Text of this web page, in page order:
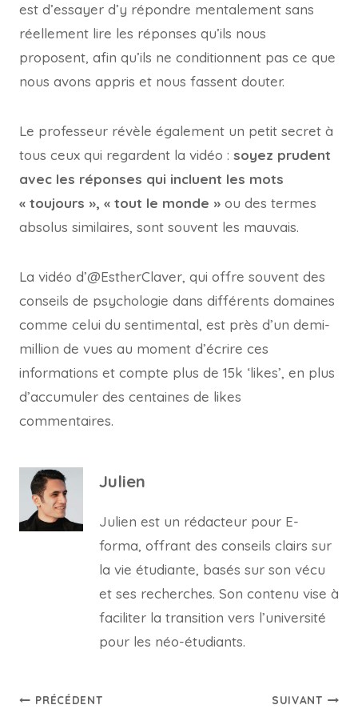
est d’essayer d’y répondre mentalement sans
réellement lire les réponses qu’ils nous
proposent, afin qu’ils ne conditionnent pas ce que
nous avons appris et nous fassent douter.
Le professeur révèle également un petit secret à
tous ceux qui regardent la vidéo : soyez prudent
avec les réponses qui incluent les mots
« toujours », « tout le monde » ou des termes
absolus similaires, sont souvent les mauvais.
La vidéo d’@EstherClaver, qui offre souvent des
conseils de psychologie dans différents domaines
comme celui du sentimental, est près d’un demi-
million de vues au moment d’écrire ces
informations et compte plus de 15k ‘likes’, en plus
d’accumuler des centaines de likes
commentaires.
Julien
Julien est un rédacteur pour E-
forma, offrant des conseils clairs sur
la vie étudiante, basés sur son vécu
et ses recherches. Son contenu vise à
faciliter la transition vers l’université
pour les néo-étudiants.
Navigation
PRÉCÉDENT SUIVANT